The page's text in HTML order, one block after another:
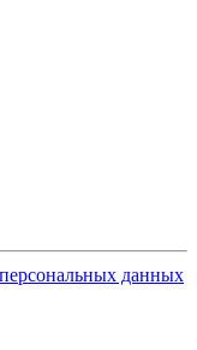
данных